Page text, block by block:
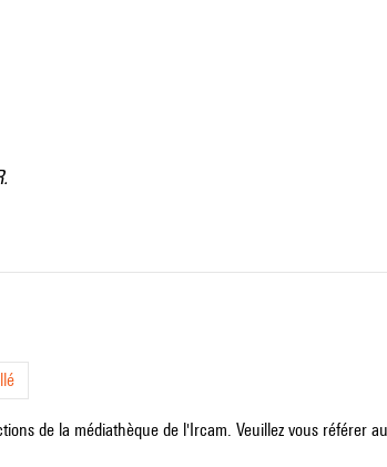
de la médiathèque de l'Ircam. Veuillez vous référer